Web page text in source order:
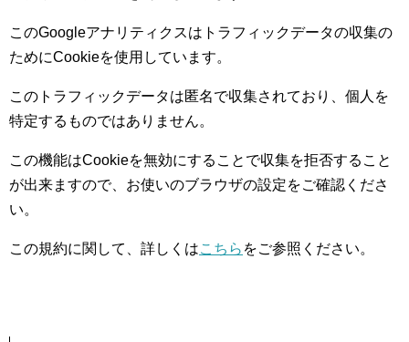
このGoogleアナリティクスはトラフィックデータの収集の
ためにCookieを使用しています。
このトラフィックデータは匿名で収集されており、個人を
特定するものではありません。
この機能はCookieを無効にすることで収集を拒否すること
が出来ますので、お使いのブラウザの設定をご確認くださ
い。
この規約に関して、詳しくはこちら をご参照ください。